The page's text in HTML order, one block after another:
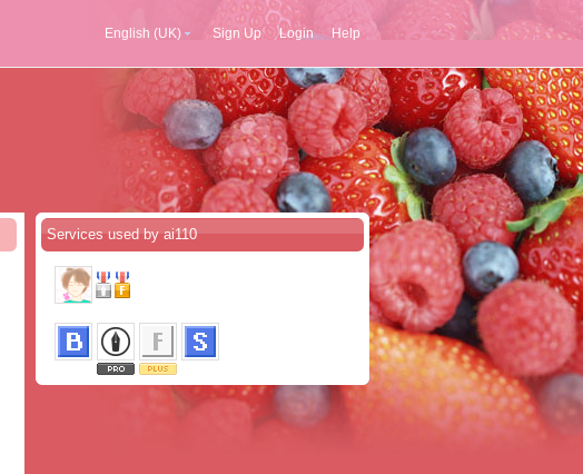
English (UK) Sign Up Login Help
Services used by ai110